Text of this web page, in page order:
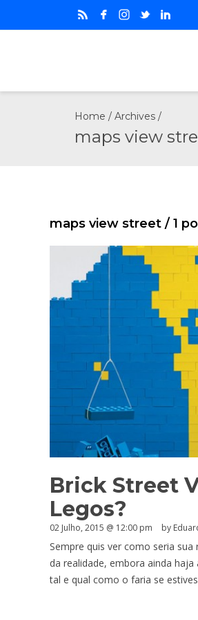
Home / Archives /
maps view
maps view street / 1
Brick Street
Legos?
02 Julho, 2015 @ 12:00 pm by
Sempre quis ver como seria
da realidade, embora ainda
tal e qual como o faria se